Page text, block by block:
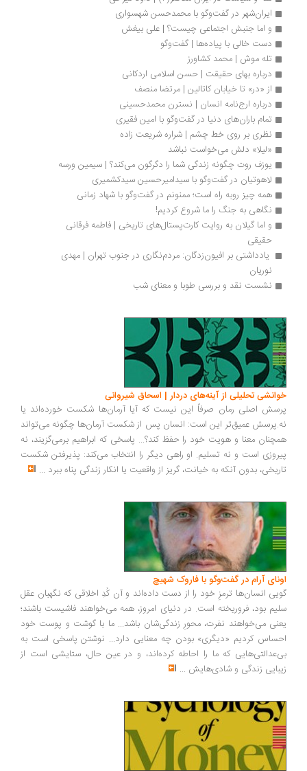
ایران‌شهر در گفت‌وگو با محمدحسن شهسواری
و اما جنبش اجتماعی چیست؟ | علی بیغش
دست خالی با پیاده‌ها | گفت‌وگو
تله موش | محمد کشاورز
درباره بهای حقیقت | حسن اسلامی اردکانی
‌از «در» تا خیابان کاتالین | مرتضا منصف
درباره ارج‌نامه انسان | نسترن محمدحسینی
تمام باران‌های دنیا در گفت‌وگو با امین فقیری
نظری بر روی خط چشم | شراره شریعت زاده
«لیلا» دلش می‌خواست نباشد
یوزف روت چگونه زندگی شما را دگرگون می‌کند؟ | سیمین ورسه
لاهوتیان در گفت‌وگو با سیدامیرحسین سیدکشمیری
همه چیز روبه راه است؛ ممنونم در گفت‌وگو با شهاد زمانی
نگاهی به جنگ را ما شروع کردیم!
و اما گیلان به روایت کارت‌پستال‌های تاریخی | فاطمه فرقانی
نشست نقد و بررسی طوبا و معنای شب
تحلیلی از آینه‌های دردار | اسحاق شیروانی
اصلی رمان صرفاً این نیست که آیا آرمان‌ها شکست خورده‌اند یا
عمیق‌تر این است: انسان پس از شکست آرمان‌ها چگونه می‌تواند
معنا و هویت خود را حفظ کند؟... پاسخی که ابراهیم برمی‌گزیند، نه
است و نه تسلیم. او راهی دیگر را انتخاب می‌کند: پذیرفتن شکست
بدون آنکه به خیانت، گریز از واقعیت یا انکار زندگی پناه ببرد...
آرام در گفت‌وگو با فاروک شهیچ‭
انسان‌ها ترمزِ خود را از دست داده‌اند و آن کُدِ اخلاقی که نگهبان عقل
بود، فروریخته است. در دنیای امروز، همه می‌خواهند فاشیست باشند؛
می‌خواهند نفرت، محورِ زندگی‌شان باشد... ما با گوشت و پوست خود
کردیم «دیگری» بودن چه معنایی دارد... نوشتن پاسخی است به
که ما را احاطه کرده‌اند، و در عین حال، ستایشی است از
زندگی و شادی‌هایش...